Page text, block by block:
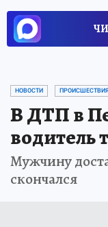
НОВОСТИ ПРОИСШЕСТВИЯ
В ДТП в
водитель
Мужчину
скончался